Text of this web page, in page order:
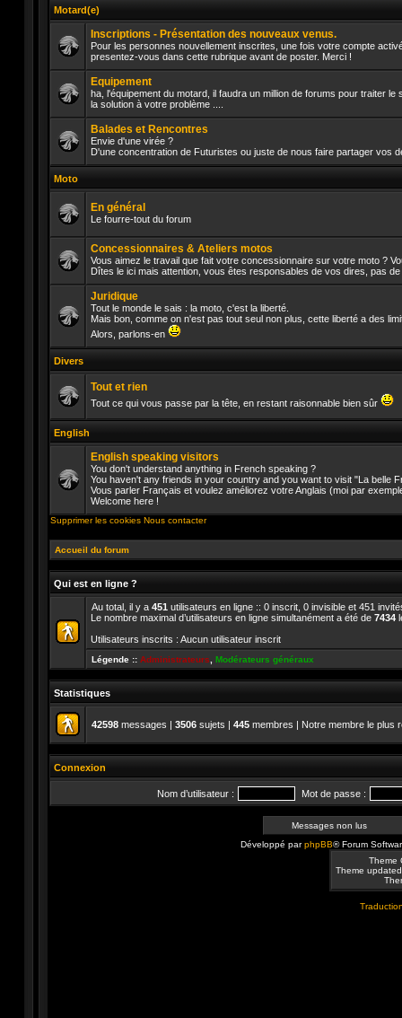
lu
Motard(e)
Aucun
message
non
Inscriptions - Présentation des nouveaux venus.
Pour les personnes nouvellement inscrites, une fois votre compte
presentez-vous dans cette rubrique avant de poster. Merci !
Aucun
message
non
Equipement
ha, l'équipement du motard, il faudra un million de forums pour traiter le
la solution à votre problème ....
Aucun
message
lu
Balades et Rencontres
Envie d'une virée ?
D'une concentration de Futuristes ou juste de nous faire partager vos
Moto
message
non
En général
Le fourre-tout du forum
Aucun
message
non
Concessionnaires & Ateliers motos
Vous aimez le travail que fait votre concessionnaire sur votre moto ?
Dîtes le ici mais attention, vous êtes responsables de vos dires, pas
Aucun
lu
Juridique
Tout le monde le sais : la moto, c'est la liberté.
Mais bon, comme on n'est pas tout seul non plus, cette liberté a des
Alors, parlons-en
Divers
message
non
lu
Tout et rien
Tout ce qui vous passe par la tête, en restant raisonnable bien sûr
English
Aucun
message
non
lu
English speaking visitors
You don't understand anything in French speaking ?
You haven't any friends in your country and you want to visit "La belle
Vous parler Français et voulez améliorez votre Anglais (moi par
Welcome here !
Supprimer les cookies Nous contacter
Accueil du forum
Qui est en ligne ?
Au total, il y a 451 utilisateurs en ligne :: 0 inscrit, 0 invisible et 451
Le nombre maximal d’utilisateurs en ligne simultanément a été de 7434
Utilisateurs inscrits : Aucun utilisateur inscrit
Légende :: Administrateurs Modérateurs généraux
Statistiques
42598 messages | 3506 sujets | 445 membres | Notre membre le plus
Connexion
Nom d’utilisateur : Mot de passe :
Messages non lus
Développé parphpBB® Forum
Theme
Theme